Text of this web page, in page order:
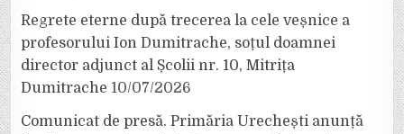
Regrete eterne după trecerea la cele veșnice a
profesorului Ion Dumitrache, soțul doamnei
director adjunct al Școlii nr. 10, Mitrița
Dumitrache 10/07/2026
Comunicat de presă. Primăria Urechești anunță